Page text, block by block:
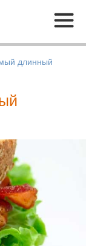
Меню
длинный